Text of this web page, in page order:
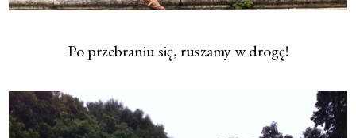
Po przebraniu się, ruszamy w drogę!